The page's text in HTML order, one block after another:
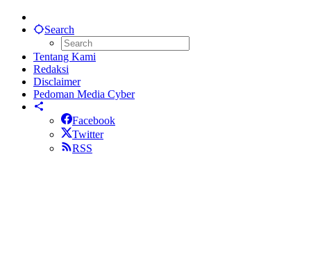
Search
Tentang Kami
Redaksi
Disclaimer
Pedoman Media Cyber
Facebook
Twitter
RSS